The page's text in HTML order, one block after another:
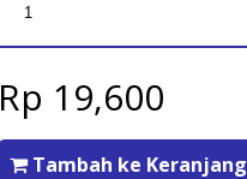
Rp 19,600
Tambah ke Keranjang